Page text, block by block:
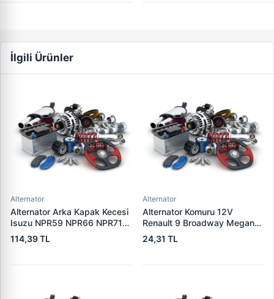
İlgili Ürünler
Alternator
Alternator Arka Kapak Kecesi
Isuzu NPR59 NPR66 NPR71
Nqr Nkr KS22 MD27 Turkuaz
15×32×7.5 | CDF 88310 |
114,39 TL
Alternator
Alternator Komuru 12V
Renault 9 Broadway Megane
Clio | SUNKI PX 60
24,31 TL